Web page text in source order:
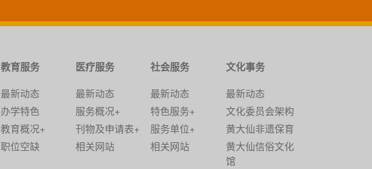
教育服务
最新动态
办学特色
教育概况+
职位空缺
医疗服务
最新动态
服务概况+
刊物及申请表+
相关网站
社会服务
最新动态
特色服务+
服务单位+
相关网站
文化事务
最新动态
文化委员会架构
黄大仙非遗保育
黄大仙信俗文化
馆